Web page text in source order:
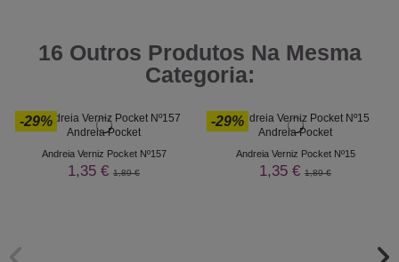
16 Outros Produtos Na Mesma
Categoria:
-29%
Andreia Verniz Pocket Nº157
1,35 € 1,89 €
-29%
Andreia Verniz Pocket Nº15
1,35 € 1,89 €